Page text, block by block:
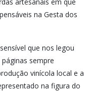
na Gesta dos
que nos legou
sempre
vinícola local e a
na figura do